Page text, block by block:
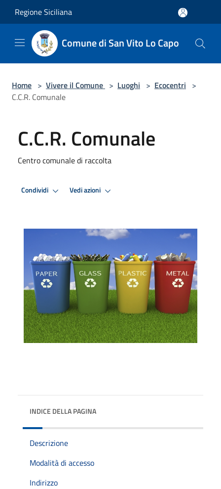
Regione Siciliana
Comune di San Vito Lo Capo
Home > Vivere il Comune > Luoghi > Ecocentri >
C.C.R. Comunale
C.C.R. Comunale
Centro comunale di raccolta
Condividi Vedi azioni
INDICE DELLA PAGINA
Descrizione
Modalità di accesso
Indirizzo